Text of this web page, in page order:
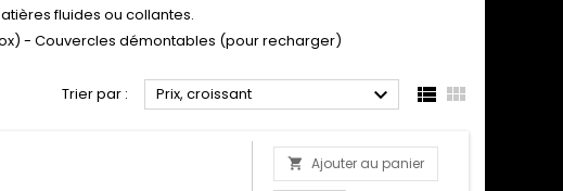
fluides ou collantes.
- Couvercles démontables (pour recharger)
Trier par : Prix, croissant   
 Ajouter au panier